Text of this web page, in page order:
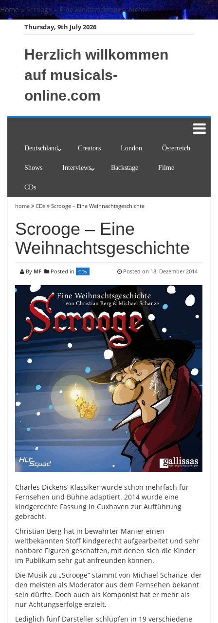
Skip
to
Home» Scrooge – Eine Weihnachtsgeschichte
Thursday, 9th July 2026
Herzlich willkommen
auf musicals-
online.com
Deutschland Creators London Österreich
Shows Interviews Backstage Filme
CDs
home CDs Scrooge – Eine Weihnachtsgeschichte
Scrooge – Eine
Weihnachtsgeschichte
By MF Posted in CDs Posted on 18. Dezember 2014
Charles Dickens‘ Klassiker wurde schon mehrfach für
Fernsehen und Bühne adaptiert. 2014 wurde eine
kindgerechte Fassung in Cuxhaven zur Aufführung
gebracht.
Christian Berg hat in bewährter Manier einen
weltbekannten Stoff kindgerecht aufgearbeitet und sehr
nahbare Figuren geschaffen, mit denen sich die Kinder
im Publikum sehr gut anfreunden können.
Die Musik zu „Scrooge“ stammt von Michael Schanze, der
den meisten als Moderator aus dem Fernsehen bekannt
sein dürfte. Doch auch als Komponist hat er mehr als
nur Achtungserfolge erzielt.
Lediglich fünf Darsteller schlüpfen in 19 verschiedene